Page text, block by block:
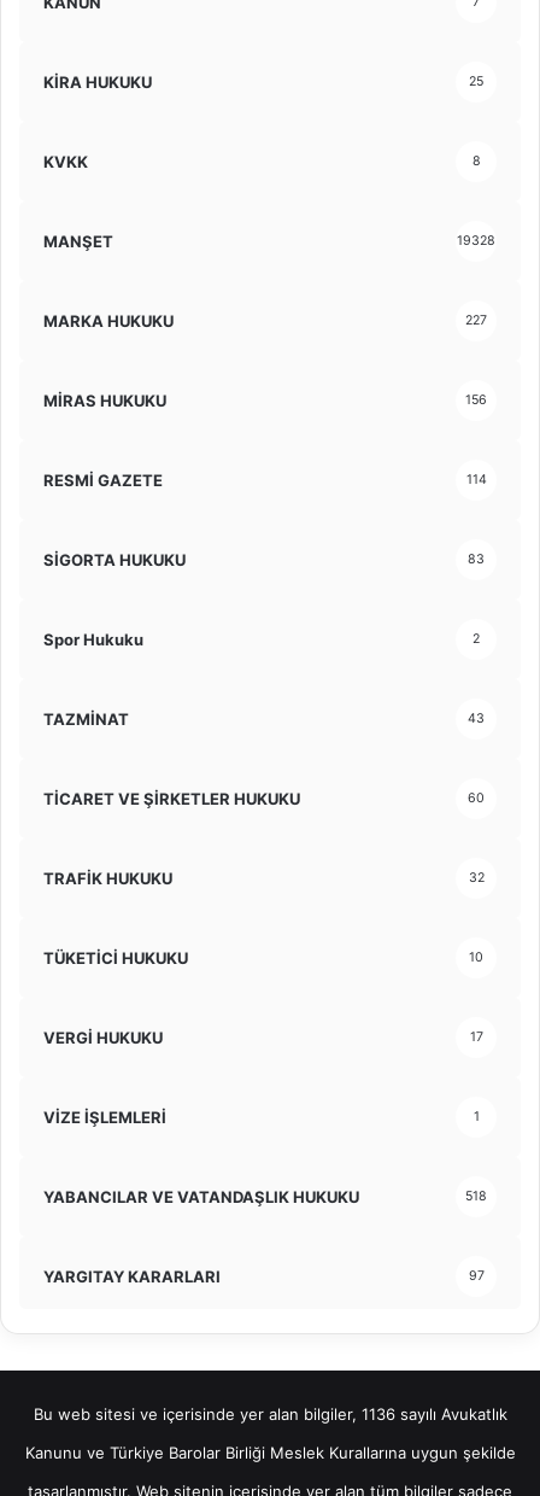
KİRA HUKUKU 25
KVKK 8
MANŞET 19328
MARKA HUKUKU 227
MİRAS HUKUKU 156
RESMİ GAZETE 114
SİGORTA HUKUKU 83
Spor Hukuku 2
TAZMİNAT 43
TİCARET VE ŞİRKETLER HUKUKU 60
TRAFİK HUKUKU 32
TÜKETİCİ HUKUKU 10
VERGİ HUKUKU 17
VİZE İŞLEMLERİ 1
YABANCILAR VE VATANDAŞLIK HUKUKU 518
YARGITAY KARARLARI 97
Bu web sitesi ve içerisinde yer alan bilgiler, 1136 sayılı Avukatlık
Kanunu ve Türkiye Barolar Birliği Meslek Kurallarına uygun şekilde
tasarlanmıştır. Web sitenin içerisinde yer alan tüm bilgiler sadece